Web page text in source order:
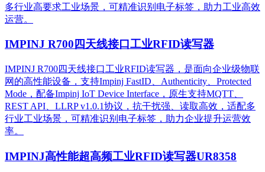
多行业高要求工业场景，可精准识别电子标签，助力工业高效
运营。​
IMPINJ R700四天线接口工业RFID读写器
IMPINJ R700四天线接口工业RFID读写器，是面向企业级物联
网的高性能设备，支持Impinj FastID、Authenticity、Protected
Mode，配备Impinj IoT Device Interface，原生支持MQTT、
REST API、LLRP v1.0.1协议，抗干扰强、读取高效，适配多
行业工业场景，可精准识别电子标签，助力企业提升运营效
率。
IMPINJ高性能超高频工业RFID读写器UR8358